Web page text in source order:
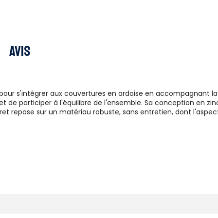
Avis
s'intégrer aux couvertures en ardoise en accompagnant
de participer à l'équilibre de l'ensemble. Sa conception en
repose sur un matériau robuste, sans entretien, dont